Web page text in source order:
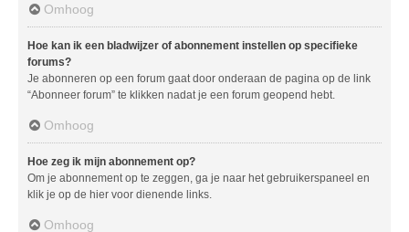
Omhoog
Hoe kan ik een bladwijzer of abonnement instellen op specifieke
forums?
Je abonneren op een forum gaat door onderaan de pagina op de link
“Abonneer forum” te klikken nadat je een forum geopend hebt.
Omhoog
Hoe zeg ik mijn abonnement op?
Om je abonnement op te zeggen, ga je naar het gebruikerspaneel en
klik je op de hier voor dienende links.
Omhoog